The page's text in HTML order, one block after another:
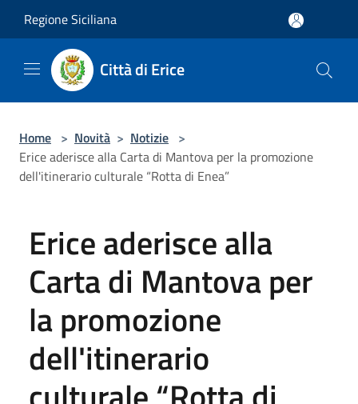
Regione Siciliana
Città di Erice
Home > Novità > Notizie >
Erice aderisce alla Carta di Mantova per la promozione
dell'itinerario culturale “Rotta di Enea”
Erice aderisce alla
Carta di Mantova per
la promozione
dell'itinerario